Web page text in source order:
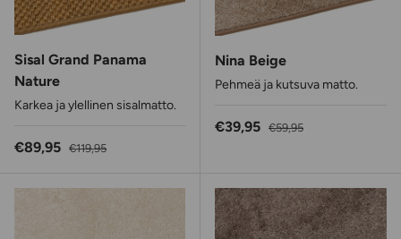
Sisal Grand Panama
Nature
Karkea ja ylellinen sisalmatto.
Alennushinta
€89,95 Normaalihinta
€119,95
Nina Beige
Pehmeä ja kutsuva matto.
Alennushinta
€39,95 Normaalihinta
€59,95